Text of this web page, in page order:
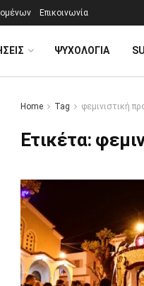
Επικοινωνία
ΨΥΧΟΛΟΓΊΑ
Home Tag φεμινιστική
Ετικέτα: